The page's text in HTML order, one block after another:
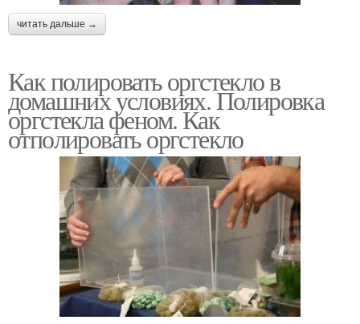
читать дальше →
Как полировать оргстекло в
домашних условиях. Полировка
оргстекла феном. Как
отполировать оргстекло